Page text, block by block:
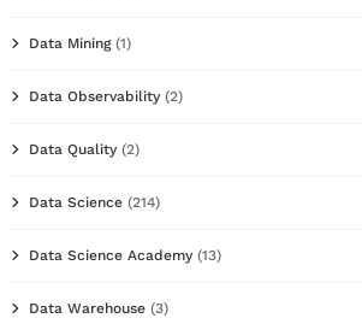
Data Mining(1)
Data Observability (2)
Data Quality (2)
Data Science (214)
Data Science Academy (13)
Data Warehouse (3)